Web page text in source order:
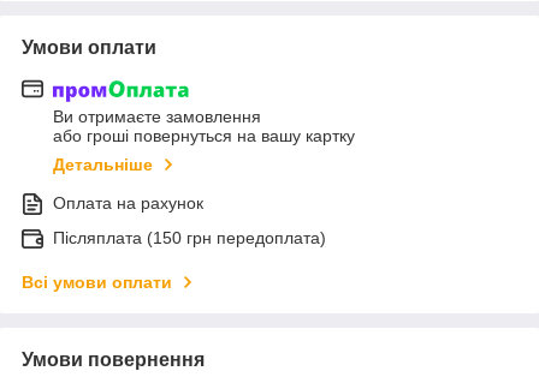
Умови оплати
Ви отримаєте замовлення
або гроші повернуться на вашу картку
Детальніше
Оплата на рахунок
Післяплата (150 грн передоплата)
Всі умови оплати
Умови повернення